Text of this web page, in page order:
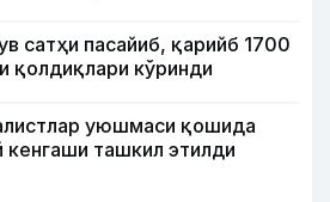
сатҳи пасайиб, қарийб 1700
қолдиқлари кўринди
уюшмаси қошида
ташкил этилди